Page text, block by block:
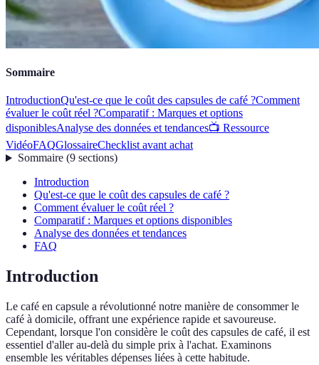
Sommaire
IntroductionQu'est-ce que le coût des capsules de café ?Comment
évaluer le coût réel ?Comparatif : Marques et options
disponiblesAnalyse des données et tendances📺 Ressource
VidéoFAQGlossaireChecklist avant achat
Sommaire(9 sections)
Introduction
Qu'est-ce que le coût des capsules de café ?
Comment évaluer le coût réel ?
Comparatif : Marques et options disponibles
Analyse des données et tendances
FAQ
Introduction
Le café en capsule a révolutionné notre manière de consommer le
café à domicile, offrant une expérience rapide et savoureuse.
Cependant, lorsque l'on considère le coût des capsules de café, il est
essentiel d'aller au-delà du simple prix à l'achat. Examinons
ensemble les véritables dépenses liées à cette habitude.